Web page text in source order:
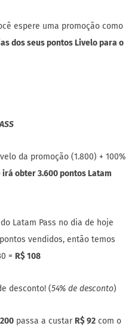
espere uma promoção como
dos seus pontos Livelo para o
da promoção (1.800) + 100%
irá obter 3.600 pontos Latam
Latam Pass no dia de hoje
vendidos, então temos
= R$ 108
desconto! (54% de desconto)
passa a custar R$ 92 com o